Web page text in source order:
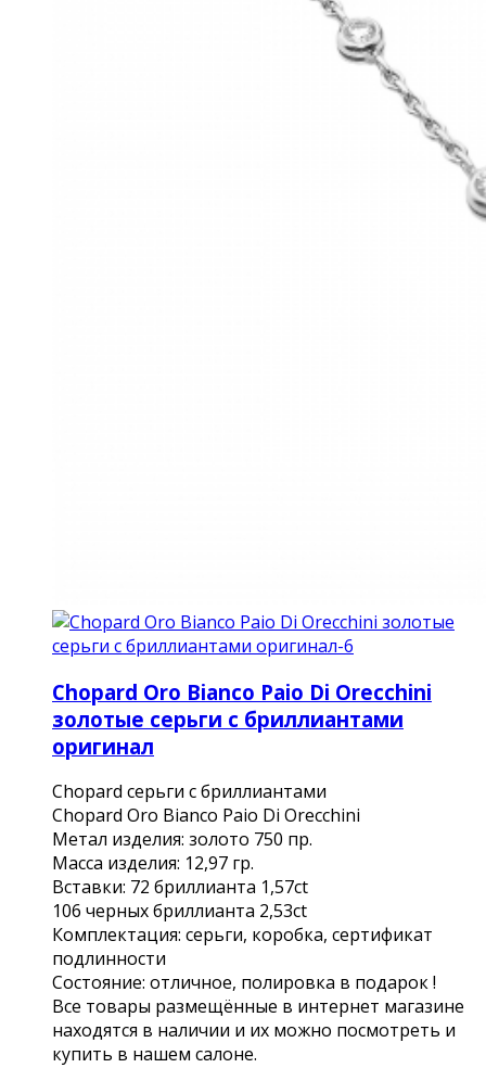
Chopard Oro Bianco Paio Di Orecchini
золотые серьги с бриллиантами
оригинал
Chopard серьги с бриллиантами
Chopard Oro Bianco Paio Di Orecchini
Метал изделия: золото 750 пр.
Масса изделия: 12,97 гр.
Вставки: 72 бриллианта 1,57ct
106 черных бриллианта 2,53ct
Комплектация: серьги, коробка, сертификат
подлинности
Состояние: отличное, полировка в подарок !
Все товары размещённые в интернет магазине
находятся в наличии и их можно посмотреть и
купить в нашем салоне.